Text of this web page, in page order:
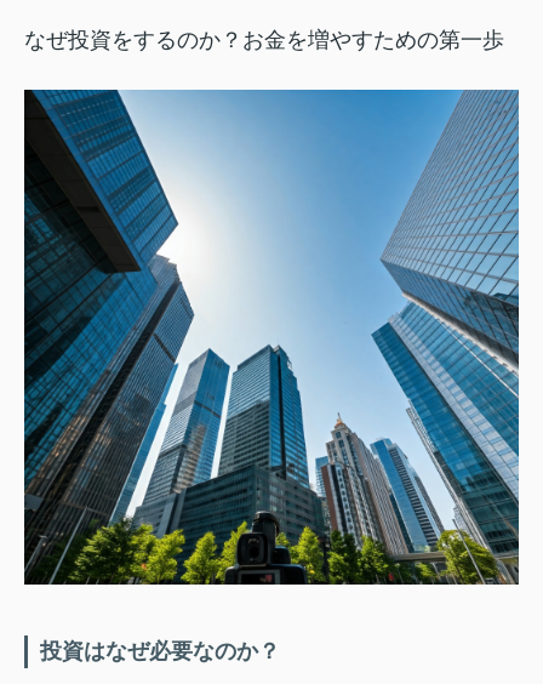
なぜ投資をするのか？お金を増やすための第一歩
投資はなぜ必要なのか？